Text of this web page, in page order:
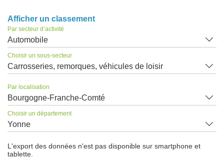
Afficher un classement
Par secteur d’activité
Automobile
Choisir un sous-secteur
Carrosseries, remorques, véhicules de loisir
Par localisation
Bourgogne-Franche-Comté
Choisir un département
Yonne
L'export des données n'est pas disponible sur smartphone et
tablette.